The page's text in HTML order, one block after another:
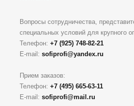
Вопросы сотрудничества,
специальных условий для крупного
Телефон: +7 (925) 748-82-21
E-mail: sofiprofi@yandex.ru
Прием заказов:
Телефон: +7 (495) 665-63-11
E-mail: sofiprofi@mail.ru